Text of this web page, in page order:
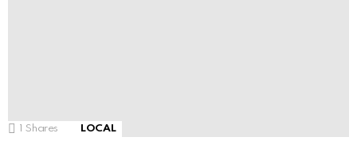
1 Shares LOCAL